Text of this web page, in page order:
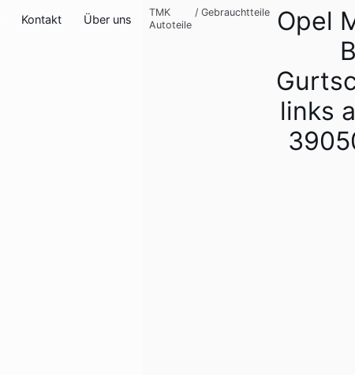
Kontakt Über uns
TMK
Autoteile
/ Gebrauchtteile
Opel
links